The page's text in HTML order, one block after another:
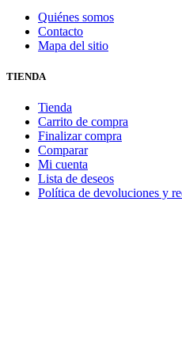
Quiénes somos
Contacto
Mapa del sitio
TIENDA
Tienda
Carrito de compra
Finalizar compra
Comparar
Mi cuenta
Lista de deseos
Política de devoluciones y